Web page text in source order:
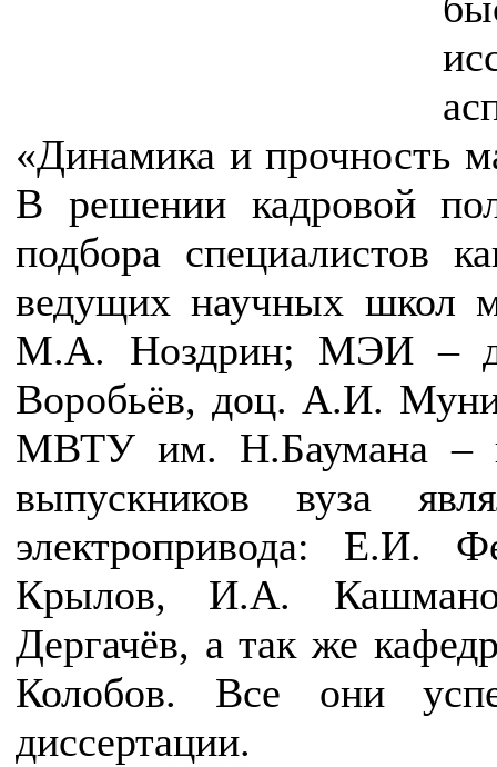
«Динамика и прочность
В решении кадровой
подбора специалистов
ведущих научных школ
М.А. Ноздрин; МЭИ –
Воробьёв, доц. А.И.
МВТУ им. Н.Баумана –
выпускников вуза
электропривода: Е.И.
Крылов, И.А.
Дергачёв, а так же
Колобов. Все они
диссертации.